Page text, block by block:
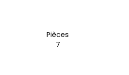
Pièces
7